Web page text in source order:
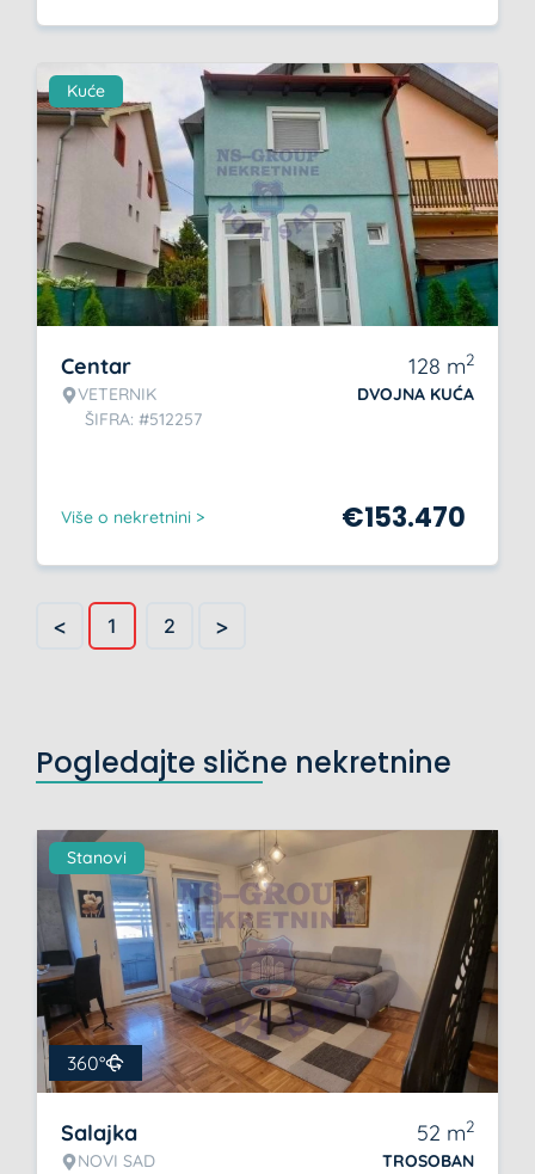
Kuće
Centar
VETERNIK
ŠIFRA: #512257
128 m2
DVOJNA KUĆA
Više o nekretnini > €153.470
< 1 2 >
Pogledajte slične nekretnine
Stanovi
360°
Salajka
NOVI SAD
52 m2
TROSOBAN